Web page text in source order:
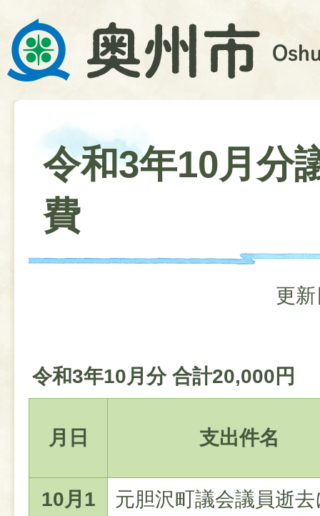
令和3年10月分
費
更
令和3年10月分 合計20,000円
月日 支出件名
10月1
元胆沢町議会議員逝